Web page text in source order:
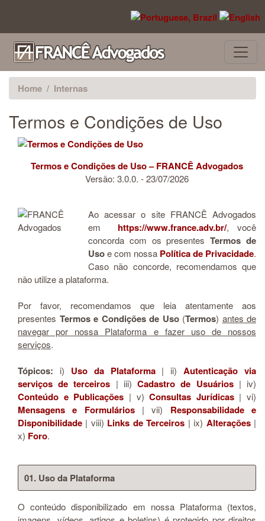
Home Internas
Termos e Condições de Uso
Termos e Condições de Uso – FRANCÊ Advogados
Versão: 3.0.0. - 23/07/2026
Ao acessar o site FRANCÊ Advogados
em https://www.france.adv.br/, você
concorda com os presentesTermos de
Usoe com nossa Política de Privacidade.
Caso não concorde, recomendamos que
não utilize a plataforma.
Por favor, recomendamos que leia atentamente aos
presentes Termos e Condições de Uso(Termos) antes de
navegar por nossa Plataforma e fazer uso de nossos
serviços.
Tópicos: i) Uso da Plataforma| ii)Autenticação via
serviços de terceiros | iii)Cadastro de Usuários| iv)
Conteúdo e Publicações | v)Consultas Jurídicas| vi)
Mensagens e Formulários| vii) Responsabilidade e
Disponibilidade | viii) Links de Terceiros | ix) Alterações|
x) Foro.
01. Uso da Plataforma
O conteúdo disponibilizado em nossa Plataforma (textos,